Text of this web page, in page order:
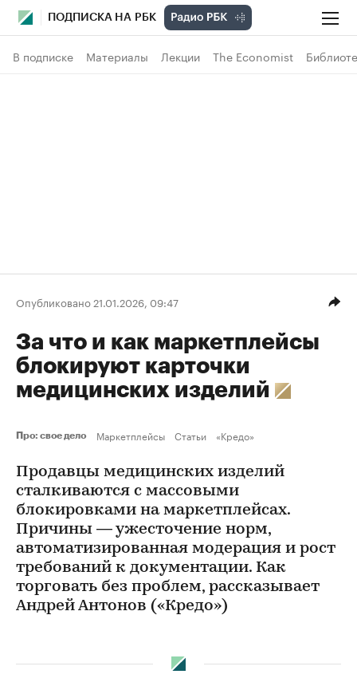
ПОДПИСКА НА РБК
В подписке Материалы Лекции The Economist
Опубликовано 21.01.2026, 09:47
За что и как маркетплейсы
блокируют карточки
медицинских изделий
Про: свое дело Маркетплейсы Статьи «Кредо»
Продавцы медицинских изделий
сталкиваются с массовыми
блокировками на маркетплейсах.
Причины — ужесточение норм,
автоматизированная модерация и рост
требований к документации. Как
торговать без проблем, рассказывает
Андрей Антонов («Кредо»)